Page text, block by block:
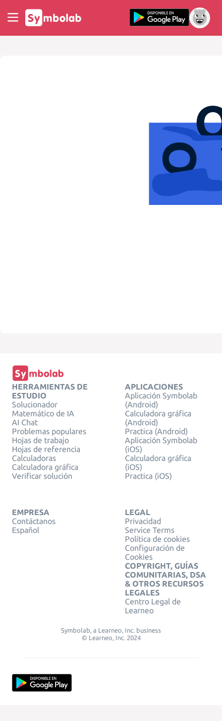
HERRAMIENTAS DE
ESTUDIO
Solucionador
Matemático de IA
AI Chat
Problemas populares
Hojas de trabajo
Hojas de referencia
Calculadoras
Calculadora gráfica
Verificar solución
APLICACIONES
Aplicación Symbolab
(Android)
Calculadora gráfica
(Android)
Practica (Android)
Aplicación Symbolab
(iOS)
Calculadora gráfica
(iOS)
Practica (iOS)
EMPRESA
Contáctanos
Español
LEGAL
Privacidad
Service Terms
Política de cookies
Configuración de
Cookies
COPYRIGHT, GUÍAS
COMUNITARIAS, DSA
& OTROS RECURSOS
LEGALES
Centro Legal de
Learneo
Symbolab, a Learneo, Inc. business
© Learneo, Inc. 2024